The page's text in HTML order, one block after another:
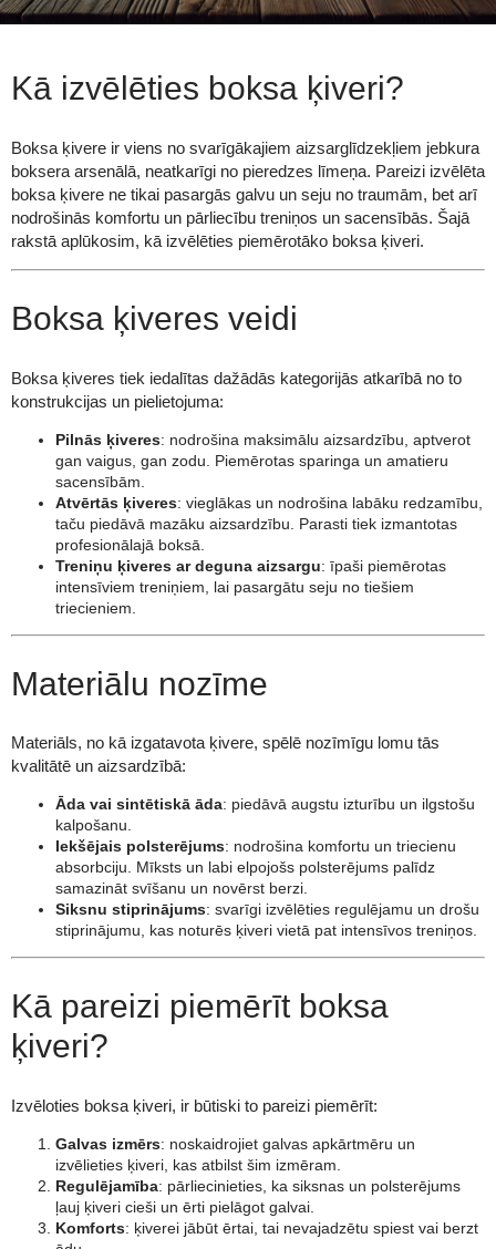
Kā izvēlēties boksa ķiveri?
Boksa ķivere ir viens no svarīgākajiem aizsarglīdzekļiem jebkura
boksera arsenālā, neatkarīgi no pieredzes līmeņa. Pareizi izvēlēta
boksa ķivere ne tikai pasargās galvu un seju no traumām, bet arī
nodrošinās komfortu un pārliecību treniņos un sacensībās. Šajā
rakstā aplūkosim, kā izvēlēties piemērotāko boksa ķiveri.
Boksa ķiveres veidi
Boksa ķiveres tiek iedalītas dažādās kategorijās atkarībā no to
konstrukcijas un pielietojuma:
Pilnās ķiveres: nodrošina maksimālu aizsardzību, aptverot
gan vaigus, gan zodu. Piemērotas sparinga un amatieru
sacensībām.
Atvērtās ķiveres: vieglākas un nodrošina labāku redzamību,
taču piedāvā mazāku aizsardzību. Parasti tiek izmantotas
profesionālajā boksā.
Treniņu ķiveres ar deguna aizsargu: īpaši piemērotas
intensīviem treniņiem, lai pasargātu seju no tiešiem
triecieniem.
Materiālu nozīme
Materiāls, no kā izgatavota ķivere, spēlē nozīmīgu lomu tās
kvalitātē un aizsardzībā:
Āda vai sintētiskā āda: piedāvā augstu izturību un ilgstošu
kalpošanu.
Iekšējais polsterējums: nodrošina komfortu un triecienu
absorbciju. Mīksts un labi elpojošs polsterējums palīdz
samazināt svīšanu un novērst berzi.
Siksnu stiprinājums: svarīgi izvēlēties regulējamu un drošu
stiprinājumu, kas noturēs ķiveri vietā pat intensīvos treniņos.
Kā pareizi piemērīt boksa
ķiveri?
Izvēloties boksa ķiveri, ir būtiski to pareizi piemērīt:
Galvas izmērs: noskaidrojiet galvas apkārtmēru un
izvēlieties ķiveri, kas atbilst šim izmēram.
Regulējamība: pārliecinieties, ka siksnas un polsterējums
ļauj ķiveri cieši un ērti pielāgot galvai.
Komforts: ķiverei jābūt ērtai, tai nevajadzētu spiest vai berzt